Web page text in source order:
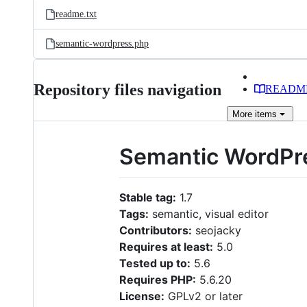
readme.txt
semantic-wordpress.php
Repository files navigation
More items
Semantic
Stable tag: 1.7
Tags: semantic, visual editor
Contributors: seojacky
Requires at least: 5.0
Tested up to: 5.6
Requires PHP: 5.6.20
License: GPLv2 or later